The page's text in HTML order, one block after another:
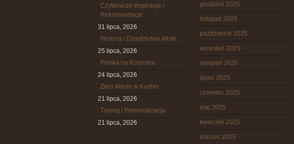
Czytelnicze Inspiracje i
Rekomendacje
31 lipca, 2026
Historia i Dziedzictwo Afryki
25 lipca, 2026
Polska na Koszulce
24 lipca, 2026
Zero Waste w Kuchni
21 lipca, 2026
Tuning i Personalizacja
21 lipca, 2026
grudzień 2025
listopad 2025
październik 2025
wrzesień 2025
sierpień 2025
lipiec 2025
czerwiec 2025
maj 2025
kwiecień 2025
marzec 2025